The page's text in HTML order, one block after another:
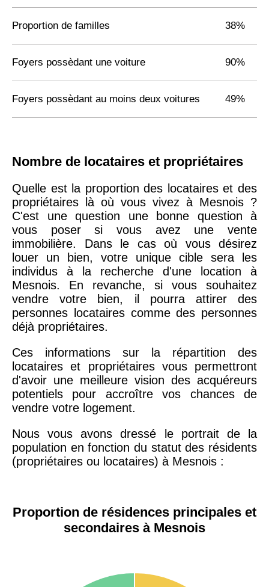
Proportion de familles 38%
Foyers possèdant une voiture 90%
Foyers possèdant au moins deux voitures 49%
Nombre de locataires et propriétaires
Quelle est la proportion des locataires et des
propriétaires là où vous vivez à Mesnois ?
C'est une question une bonne question à
vous poser si vous avez une vente
immobilière. Dans le cas où vous désirez
louer un bien, votre unique cible sera les
individus à la recherche d'une location à
Mesnois. En revanche, si vous souhaitez
vendre votre bien, il pourra attirer des
personnes locataires comme des personnes
déjà propriétaires.
Ces informations sur la répartition des
locataires et propriétaires vous permettront
d'avoir une meilleure vision des acquéreurs
potentiels pour accroître vos chances de
vendre votre logement.
Nous vous avons dressé le portrait de la
population en fonction du statut des résidents
(propriétaires ou locataires) à Mesnois :
Proportion de résidences principales et
secondaires à Mesnois